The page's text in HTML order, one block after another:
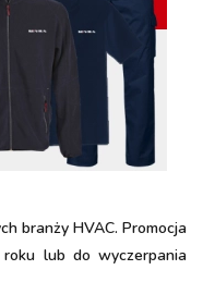
branży HVAC. Promocja
lub do wyczerpania